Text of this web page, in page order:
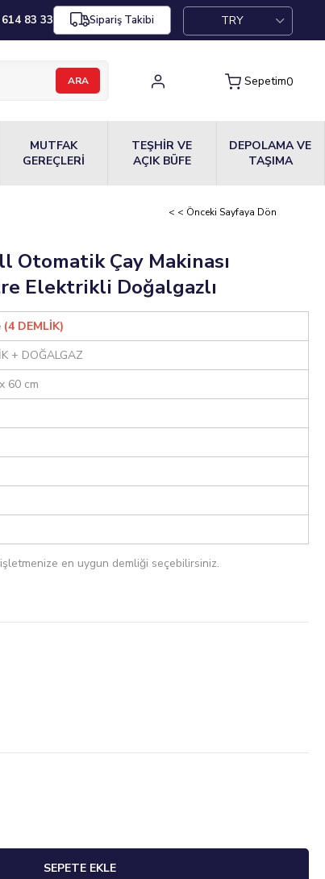
83 33 Sipariş Takibi TRY
Sepetim0
MUTFAK
GEREÇLERİ
TEŞHİR VE
AÇIK BÜFE
DEPOLAMA VE
TAŞIMA
< < Önceki Sayfaya Dön
Otomatik Çay Makinası
Elektrikli Doğalgazlı
(4 DEMLİK)
+ DOĞALGAZ
60 cm
en uygun demliği seçebilirsiniz.